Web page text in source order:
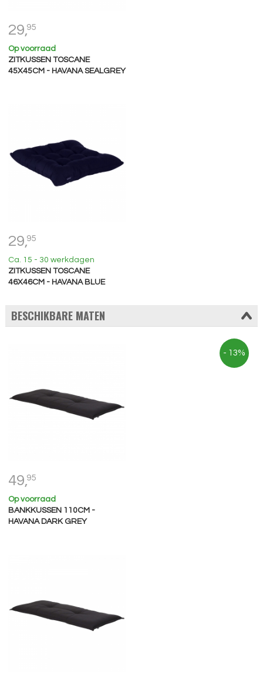
29,95
Op voorraad
ZITKUSSEN TOSCANE
45X45CM - HAVANA SEALGREY
29,95
Ca. 15 - 30 werkdagen
ZITKUSSEN TOSCANE
46X46CM - HAVANA BLUE
BESCHIKBARE MATEN
49,95
Op voorraad
BANKKUSSEN 110CM -
HAVANA DARK GREY
- 13%